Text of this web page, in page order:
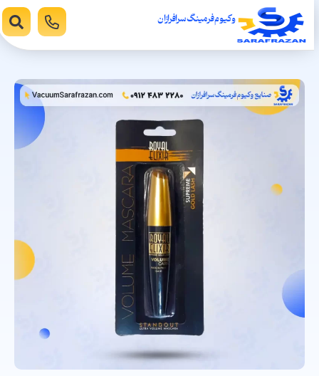
وکیوم فرمینگ سرافرازان